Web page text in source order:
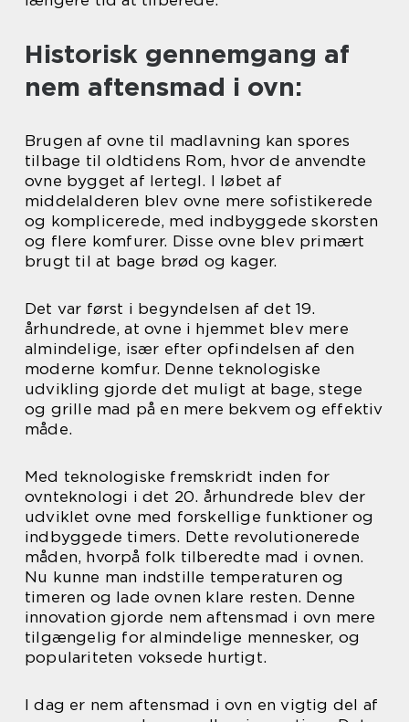
Historisk gennemgang af
nem aftensmad i ovn:
Brugen af ovne til madlavning kan spores
tilbage til oldtidens Rom, hvor de anvendte
ovne bygget af lertegl. I løbet af
middelalderen blev ovne mere sofistikerede
og komplicerede, med indbyggede skorsten
og flere komfurer. Disse ovne blev primært
brugt til at bage brød og kager.
Det var først i begyndelsen af det 19.
århundrede, at ovne i hjemmet blev mere
almindelige, især efter opfindelsen af den
moderne komfur. Denne teknologiske
udvikling gjorde det muligt at bage, stege
og grille mad på en mere bekvem og effektiv
måde.
Med teknologiske fremskridt inden for
ovnteknologi i det 20. århundrede blev der
udviklet ovne med forskellige funktioner og
indbyggede timers. Dette revolutionerede
måden, hvorpå folk tilberedte mad i ovnen.
Nu kunne man indstille temperaturen og
timeren og lade ovnen klare resten. Denne
innovation gjorde nem aftensmad i ovn mere
tilgængelig for almindelige mennesker, og
populariteten voksede hurtigt.
I dag er nem aftensmad i ovn en vigtig del af